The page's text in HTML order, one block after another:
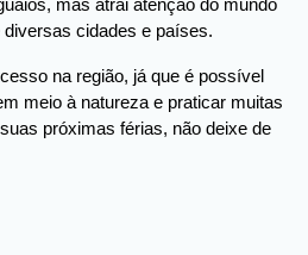
mas atrai atenção do mundo
cidades e países.
na região, já que é possível
meio à natureza e praticar muitas
próximas férias, não deixe de